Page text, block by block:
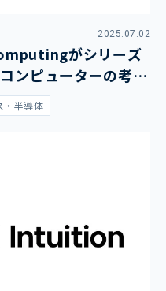
2025.07.02
がシリーズ
ンピューターの考え
・半導体